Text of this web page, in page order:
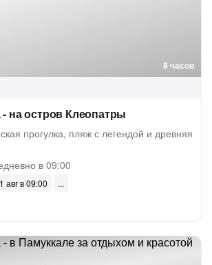
8 часов
на остров Клеопатры
прогулка, пляж с легендой и древняя
в 09:00
авг в 09:00